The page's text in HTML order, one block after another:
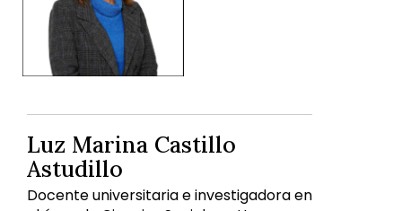
Luz Marina Castillo
Astudillo
Docente universitaria e investigadora en